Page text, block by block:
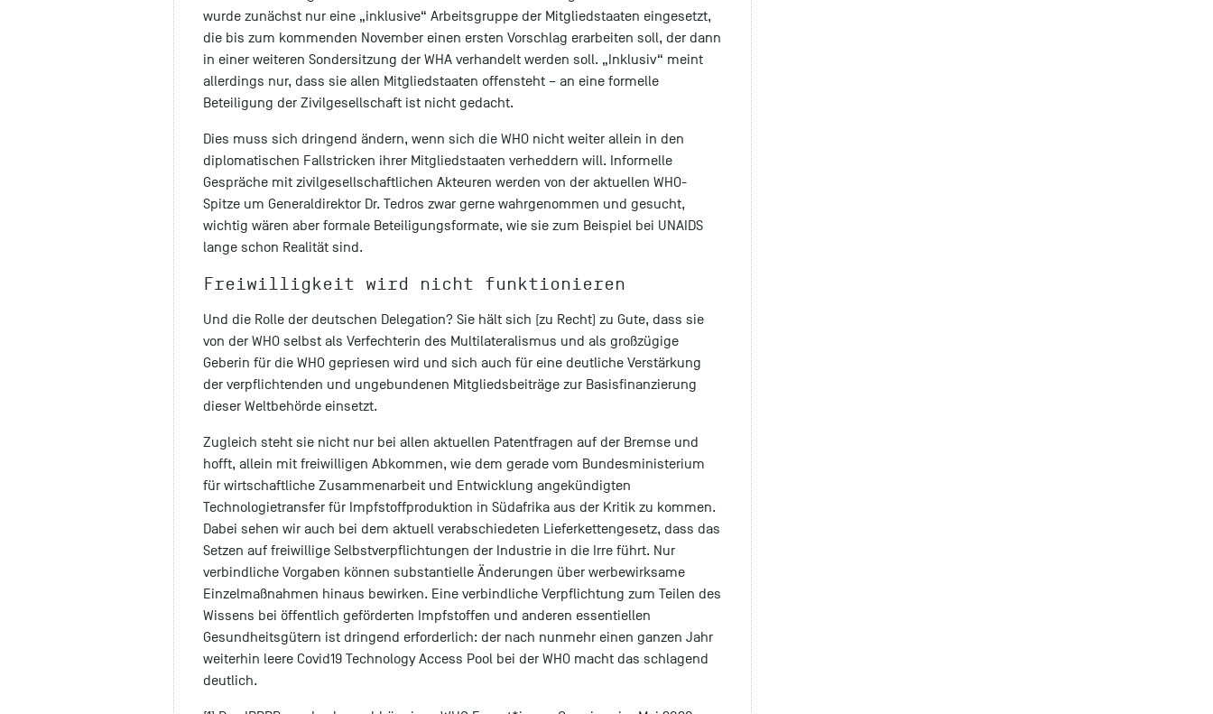
wurde zunächst nur eine „inklusive“ Arbeitsgruppe der Mitgliedstaaten eingesetzt,
die bis zum kommenden November einen ersten Vorschlag erarbeiten soll, der dann
in einer weiteren Sondersitzung der WHA verhandelt werden soll. „Inklusiv“ meint
allerdings nur, dass sie allen Mitgliedstaaten offensteht – an eine formelle
Beteiligung der Zivilgesellschaft ist nicht gedacht.
Dies muss sich dringend ändern, wenn sich die WHO nicht weiter allein in den
diplomatischen Fallstricken ihrer Mitgliedstaaten verheddern will. Informelle
Gespräche mit zivilgesellschaftlichen Akteuren werden von der aktuellen WHO-
Spitze um Generaldirektor Dr. Tedros zwar gerne wahrgenommen und gesucht,
wichtig wären aber formale Beteiligungsformate, wie sie zum Beispiel bei UNAIDS
lange schon Realität sind.
Freiwilligkeit wird nicht funktionieren
Und die Rolle der deutschen Delegation? Sie hält sich (zu Recht) zu Gute, dass sie
von der WHO selbst als Verfechterin des Multilateralismus und als großzügige
Geberin für die WHO gepriesen wird und sich auch für eine deutliche Verstärkung
der verpflichtenden und ungebundenen Mitgliedsbeiträge zur Basisfinanzierung
dieser Weltbehörde einsetzt.
Zugleich steht sie nicht nur bei allen aktuellen Patentfragen auf der Bremse und
hofft, allein mit freiwilligen Abkommen, wie dem gerade vom Bundesministerium
für wirtschaftliche Zusammenarbeit und Entwicklung angekündigten
Technologietransfer für Impfstoffproduktion in Südafrika aus der Kritik zu kommen.
Dabei sehen wir auch bei dem aktuell verabschiedeten Lieferkettengesetz, dass das
Setzen auf freiwillige Selbstverpflichtungen der Industrie in die Irre führt. Nur
verbindliche Vorgaben können substantielle Änderungen über werbewirksame
Einzelmaßnahmen hinaus bewirken. Eine verbindliche Verpflichtung zum Teilen des
Wissens bei öffentlich geförderten Impfstoffen und anderen essentiellen
Gesundheitsgütern ist dringend erforderlich: der nach nunmehr einen ganzen Jahr
weiterhin leere Covid19 Technology Access Pool bei der WHO macht das schlagend
deutlich.